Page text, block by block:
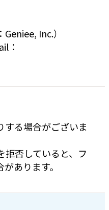
Inc.）
：
する場合がございま
拒否していると、フ
あります。